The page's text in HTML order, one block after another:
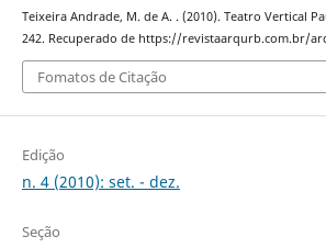
Teixeira Andrade, M. de A. . (2010). Teatro Vertical
242. Recuperado de https://revistaarqurb.com.br/
Fomatos de Citação
Edição
n. 4 (2010): set. - dez.
Seção